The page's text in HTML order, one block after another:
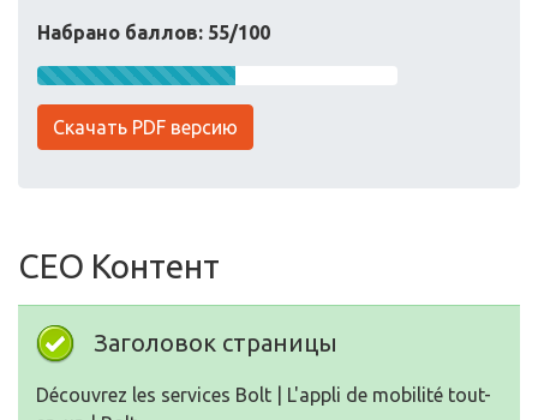
Набрано баллов: 55/100
Скачать PDF версию
СЕО Контент
Заголовок страницы
Découvrez les services Bolt | L'appli de mobilité tout-